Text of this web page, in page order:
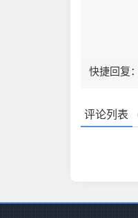
快捷回复：
评论列表